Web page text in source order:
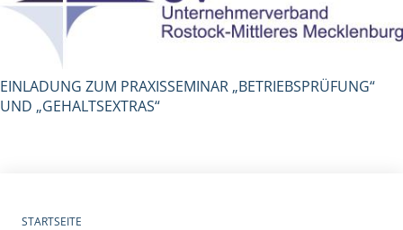
EINLADUNG ZUM PRAXISSEMINAR „BETRIEBSPRÜFUNG“
UND „GEHALTSEXTRAS“
STARTSEITE